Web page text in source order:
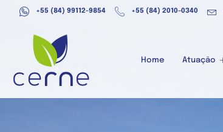
+55 (84) 99112-9854 +55 (84) 2010-0340
Home Atuação